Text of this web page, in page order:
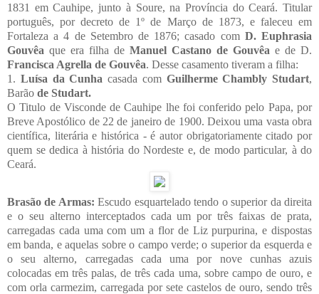
1831 em Cauhipe, junto à Soure, na Província do Ceará. Titular
português, por decreto de 1º de Março de 1873, e faleceu em
Fortaleza a 4 de Setembro de 1876; casado com D. Euphrasia
Gouvêa que era filha de Manuel Castano de Gouvêa e de D.
Francisca Agrella de Gouvêa. Desse casamento tiveram a filha:
1. Luísa da Cunha casada comGuilherme Chambly Studart,
Barão de Studart.
O Titulo de Visconde de Cauhipe lhe foi conferido pelo Papa, por
Breve Apostólico de 22 de janeiro de 1900. Deixou uma vasta obra
científica, literária e histórica - é autor obrigatoriamente citado por
quem se dedica à história do Nordeste e, de modo particular, à do
Ceará.
Brasão de Armas: Escudo esquartelado tendo o superior da direita
e o seu alterno interceptados cada um por três faixas de prata,
carregadas cada uma com um a flor de Liz purpurina, e dispostas
em banda, e aquelas sobre o campo verde; o superior da esquerda e
o seu alterno, carregadas cada uma por nove cunhas azuis
colocadas em três palas, de três cada uma, sobre campo de ouro, e
com orla carmezim, carregada por sete castelos de ouro, sendo três